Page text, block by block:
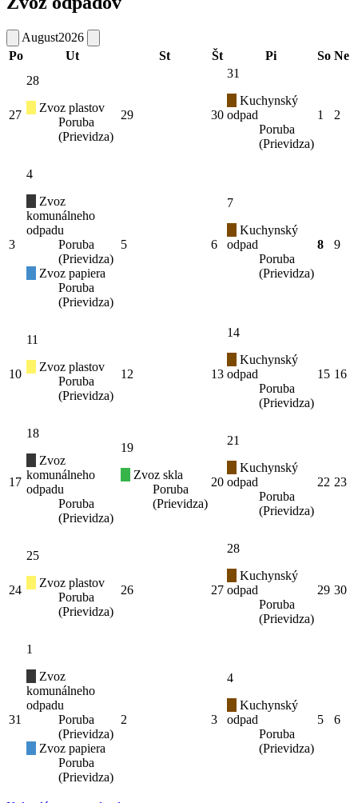
August2026
Po
Ut St Št Pi So Ne
27
28
Zvoz plastov
Poruba
(Prievidza)
29 30
31
Kuchynský
odpad
Poruba
(Prievidza)
1 2
3
4
Zvoz
komunálneho
odpadu
Poruba
(Prievidza)
Zvoz papiera
Poruba
(Prievidza)
5 6
7
Kuchynský
odpad
Poruba
(Prievidza)
8 9
10
11
Zvoz plastov
Poruba
(Prievidza)
12 13
14
Kuchynský
odpad
Poruba
(Prievidza)
15 16
17
18
Zvoz
komunálneho
odpadu
Poruba
(Prievidza)
19
Zvoz skla
Poruba
(Prievidza)
20
21
Kuchynský
odpad
Poruba
(Prievidza)
22 23
24
25
Zvoz plastov
Poruba
(Prievidza)
26 27
28
Kuchynský
odpad
Poruba
(Prievidza)
29 30
31
1
Zvoz
komunálneho
odpadu
Poruba
(Prievidza)
Zvoz papiera
Poruba
(Prievidza)
2 3
4
Kuchynský
odpad
Poruba
(Prievidza)
5 6